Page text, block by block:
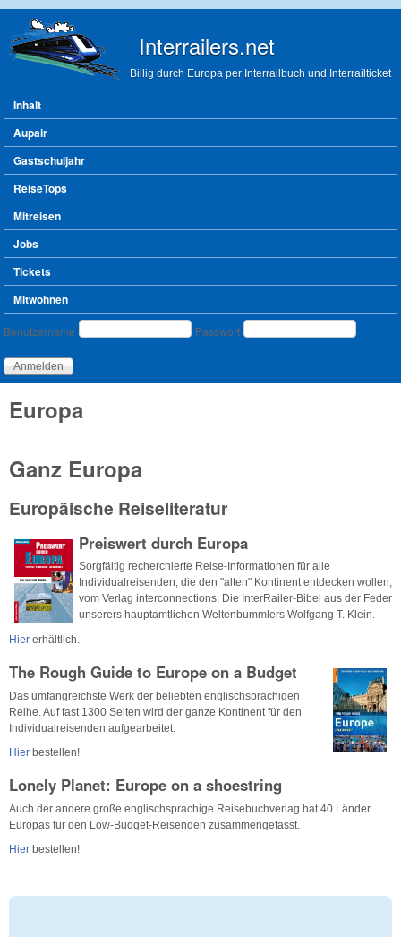
Interrailers.net
Billig durch Europa per Interrailbuch und Interrailticket
Hauptmenü
Inhalt
Aupair
Gastschuljahr
ReiseTops
Mitreisen
Jobs
Tickets
Mitwohnen
Benutzeranmeldung
Benutzername Passwort
Europa
Ganz Europa
Europäische Reiseliteratur
Preiswert durch Europa
Sorgfältig recherchierte Reise-Informationen für alle
Individualreisenden, die den "alten" Kontinent entdecken wollen,
vom Verlag interconnections. Die InterRailer-Bibel aus der Feder
unserers hauptamtlichen Weltenbummlers Wolfgang T. Klein.
Hier erhältlich.
The Rough Guide to Europe on a Budget
Das umfangreichste Werk der beliebten englischsprachigen
Reihe. Auf fast 1300 Seiten wird der ganze Kontinent für den
Individualreisenden aufgearbeitet.
Hier bestellen!
Lonely Planet: Europe on a shoestring
Auch der andere große englischsprachige Reisebuchverlag hat 40 Länder
Europas für den Low-Budget-Reisenden zusammengefasst.
Hier bestellen!